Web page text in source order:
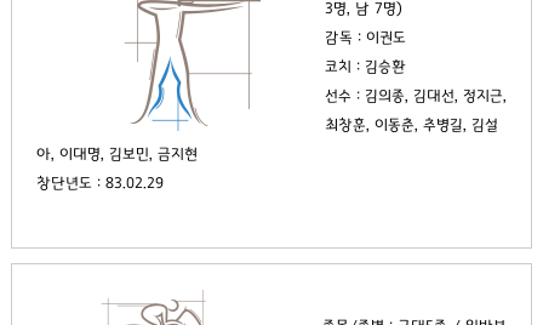
3명, 남 7명)
감독 : 이권도
코치 : 김승환
선수 : 김의종, 김대선, 정지근,
최창훈, 이동춘, 추병길, 김설
아, 이대명, 김보민, 금지현
창단년도 : 83.02.29